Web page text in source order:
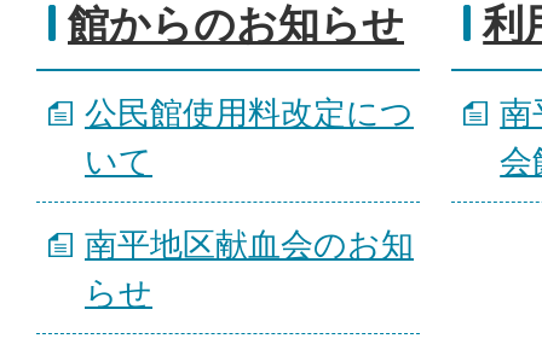
館からのお知らせ
公民館使用料改定につ
いて
南平地区献血会のお知
らせ
利
南
会